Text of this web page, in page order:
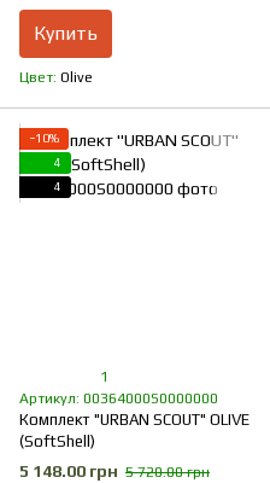
Купить
Цвет Olive
−10%
4
4
1
Артикул: 00364000S0000000
Комплект "URBAN SCOUT" OLIVE
(SoftShell)
5 148.00 грн 5 720.00 грн